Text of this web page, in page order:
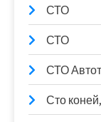
СТО
СТО
СТО
Сто